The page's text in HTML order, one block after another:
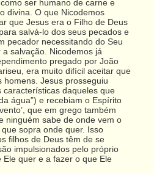
ser humano de carne e
divina. O que Nicodemos
que Jesus era o Filho de Deus
salvá-lo dos seus pecados e
pecador necessitando do Seu
salvação. Nicodemos já
pregado por João
era muito difícil aceitar que
Jesus prosseguiu
daqueles que
água”) e recebiam o Espírito
que em grego também
ninguém sabe de onde vem o
sopra onde quer. Isso
filhos de Deus têm de se
impulsionados pelo próprio
quer e a fazer o que Ele